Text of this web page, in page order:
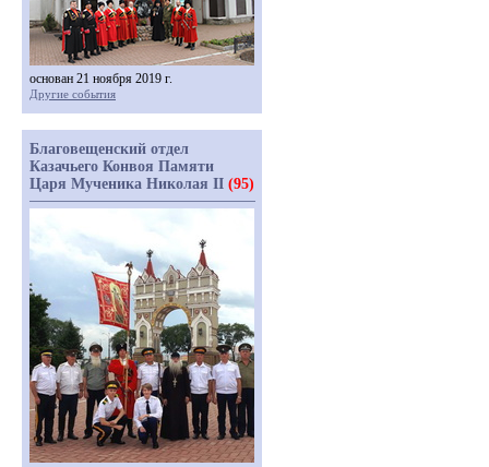
основан 21 ноября 2019 г.
Другие события
Благовещенский отдел
Казачьего Конвоя Памяти
Царя Мученика Николая II (95)